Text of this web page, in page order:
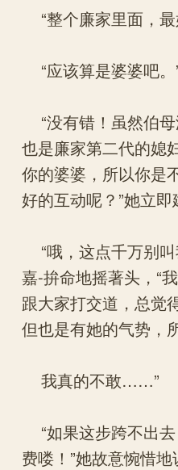
“整个廉家里面，
“应该算是婆婆吧。
“没有错！虽然伯
也是廉家第二代的媳
你的婆婆，所以你是
好的互动呢？”她立即
“哦，这点千万别
嘉-拚命地摇著头，“
跟大家打交道，总觉
但也是有她的气势，
我真的不敢……”
“如果这步跨不出
费喽！”她故意惋惜地